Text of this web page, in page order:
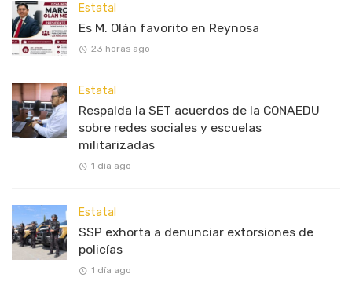
Estatal
Es M. Olán favorito en Reynosa
23 horas ago
Estatal
Respalda la SET acuerdos de la CONAEDU
sobre redes sociales y escuelas
militarizadas
1 día ago
Estatal
SSP exhorta a denunciar extorsiones de
policías
1 día ago